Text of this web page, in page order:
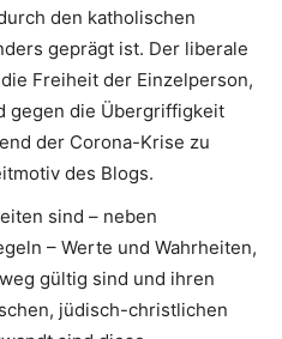
den katholischen
geprägt ist. Der liberale
Freiheit der Einzelperson,
gegen die Übergriffigkeit
der Corona-Krise zu
des Blogs.
sind – neben
– Werte und Wahrheiten,
gültig sind und ihren
jüdisch-christlichen